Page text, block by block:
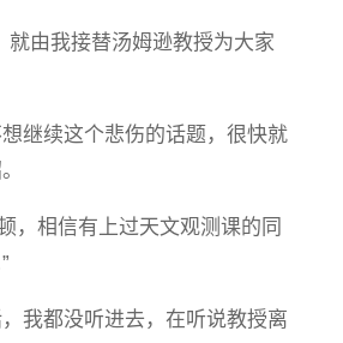
就由我接替汤姆逊教授为大家
继续这个悲伤的话题，很快就
，相信有上过天文观测课的同
我都没听进去，在听说教授离